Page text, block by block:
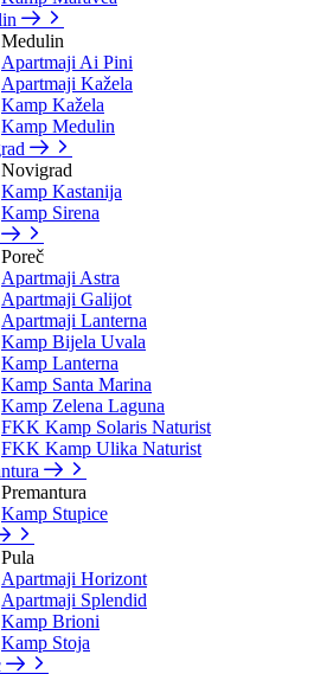
Medulin
Apartmaji Ai Pini
Apartmaji Kažela
Kamp Kažela
Kamp Medulin
Novigrad
Kamp Kastanija
Kamp Sirena
Poreč
Apartmaji Astra
Apartmaji Galijot
Apartmaji Lanterna
Kamp Bijela Uvala
Kamp Lanterna
Kamp Santa Marina
Kamp Zelena Laguna
FKK Kamp Solaris Naturist
FKK Kamp Ulika Naturist
Premantura
Kamp Stupice
Pula
Apartmaji Horizont
Apartmaji Splendid
Kamp Brioni
Kamp Stoja